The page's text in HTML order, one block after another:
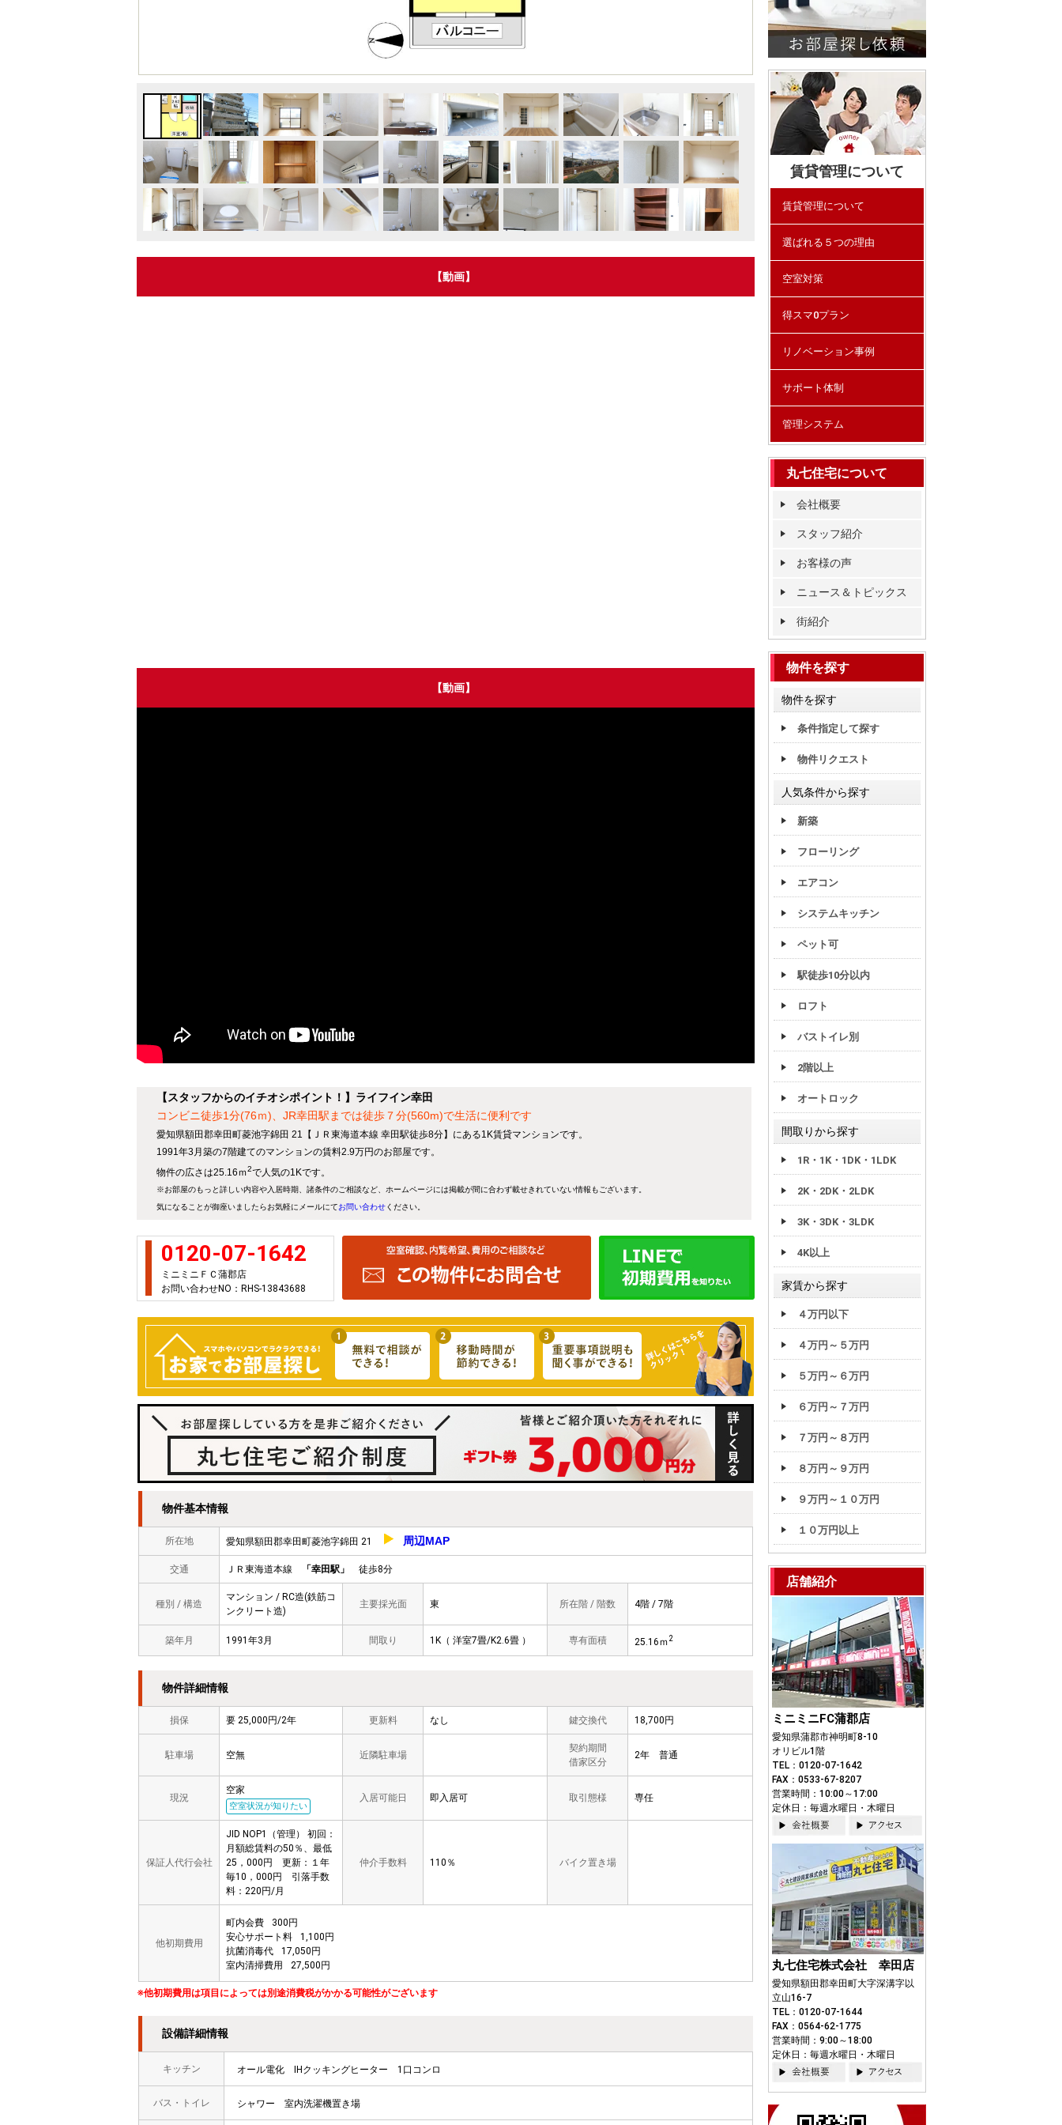
【スタッフからのイチオシポイント！】ライフイン幸田
コンビニ徒歩1分(76ｍ)、JR幸田駅までは徒歩７分(560m)で生活に便利です
愛知県額田郡幸田町菱池字錦田 21【ＪＲ東海道本線 幸田駅徒歩8分】にある1K賃貸マンションです。
1991年3月築の7階建てのマンションの賃料2.9万円のお部屋です。
物件の広さは25.16ｍ2で人気の1Kです。
※お部屋のもっと詳しい内容や入居時期、諸条件のご相談など、ホームページには掲載が間に合わず載せきれていない情報もございます。
気になることが御座いましたらお気軽にメールにてお問い合わせください。
0120-07-1642
ミニミニＦＣ蒲郡店
お問い合わせNO：RHS-13843688
物件基本情報
所在地 愛知県額田郡幸田町菱池字錦田 21 周辺MAP
交通 ＪＲ東海道本線 「幸田駅」 徒歩8分
種別 / 構造
マンション / RC造(鉄筋コ
ンクリート造)
主要採光面 東 所在階 / 階数 4階 / 7階
築年月 1991年3月 間取り 1K（ 洋室7畳/K2.6畳 ） 専有面積 25.16ｍ2
物件詳細情報
損保 要 25,000円/2年 更新料 なし 鍵交換代 18,700円
駐車場 空無 近隣駐車場
契約期間
借家区分
2年 普通
現況
空家
空室状況が知りたい
入居可能日 即入居可 取引態様 専任
保証人代行会社
JID NOP1（管理） 初回：
月額総賃料の50％、最低
25，000円 更新：１年
毎10，000円 引落手数
料：220円/月
仲介手数料 110％ バイク置き場
他初期費用
町内会費
300円
安心サポート料
1,100円
抗菌消毒代
17,050円
室内清掃費用
27,500円
※他初期費用は項目によっては別途消費税がかかる可能性がございます
設備詳細情報
キッチン オール電化 IHクッキングヒーター 1口コンロ
バス・トイレ シャワー 室内洗濯機置き場
賃貸管理について
賃貸管理について
選ばれる５つの理由
空室対策
得スマ0プラン
リノベーション事例
サポート体制
管理システム
丸七住宅について
会社概要
スタッフ紹介
お客様の声
ニュース＆トピックス
街紹介
物件を探す
物件を探す
条件指定して探す
物件リクエスト
人気条件から探す
新築
フローリング
エアコン
システムキッチン
ペット可
駅徒歩10分以内
ロフト
バストイレ別
2階以上
オートロック
間取りから探す
1R・1K・1DK・1LDK
2K・2DK・2LDK
3K・3DK・3LDK
4K以上
家賃から探す
４万円以下
４万円～５万円
５万円～６万円
６万円～７万円
７万円～８万円
８万円～９万円
９万円～１０万円
１０万円以上
店舗紹介
ミニミニFC蒲郡店
愛知県蒲郡市神明町8-10
オリビル1階
TEL：0120-07-1642
FAX：0533-67-8207
営業時間：10:00～17:00
定休日：毎週水曜日・木曜日
丸七住宅株式会社 幸田店
愛知県額田郡幸田町大字深溝字以
立山16-7
TEL：0120-07-1644
FAX：0564-62-1775
営業時間：9:00～18:00
定休日：毎週水曜日・木曜日